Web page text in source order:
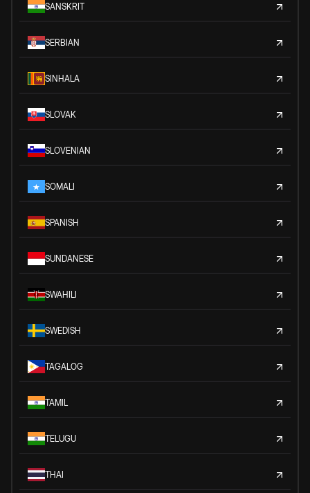
SANSKRIT
SERBIAN
SINHALA
SLOVAK
SLOVENIAN
SOMALI
SPANISH
SUNDANESE
SWAHILI
SWEDISH
TAGALOG
TAMIL
TELUGU
THAI